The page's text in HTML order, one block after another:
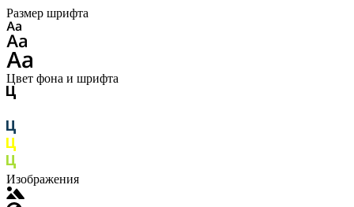
Размер шрифта
Цвет фона и шрифта
Изображения